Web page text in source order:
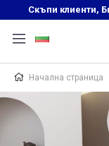
Начална страница